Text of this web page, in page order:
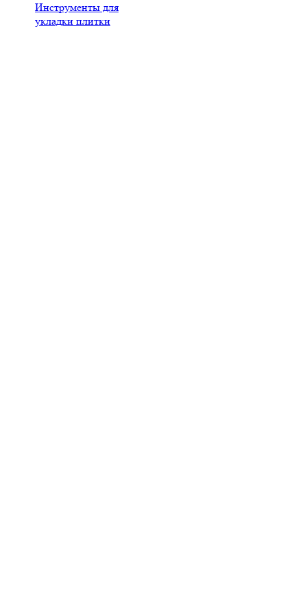
Инструменты для
укладки плитки